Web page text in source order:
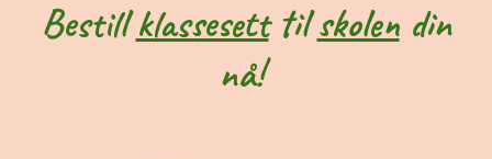
Bestillklassesetttilskolendin
nå!